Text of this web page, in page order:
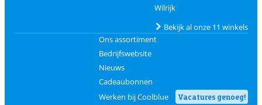
Wilrijk
Bekijk al onze 11 winkels
Ons assortiment
Bedrijfswebsite
Nieuws
Cadeaubonnen
Werken bij Coolblue
Vacatures genoeg!